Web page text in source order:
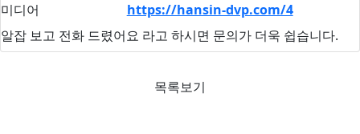
미디어
https://hansin-dvp.com/4
알잡 보고 전화 드렸어요 라고 하시면 문의가 더욱 쉽습니다.
목록보기